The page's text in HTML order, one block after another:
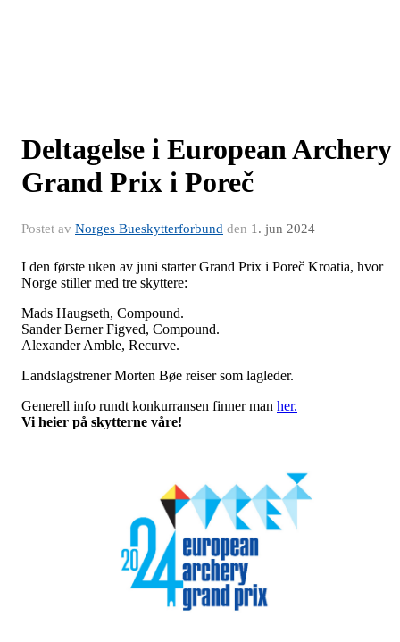
Deltagelse i European Archery
Grand Prix i Poreč
Postet av Norges Bueskytterforbund den 1. jun 2024
I den første uken av juni starter Grand Prix i Poreč Kroatia, hvor
Norge stiller med tre skyttere:
Mads Haugseth, Compound.
Sander Berner Figved, Compound.
Alexander Amble, Recurve.
Landslagstrener Morten Bøe reiser som lagleder.
Generell info rundt konkurransen finner man her.
Vi heier på skytterne våre!